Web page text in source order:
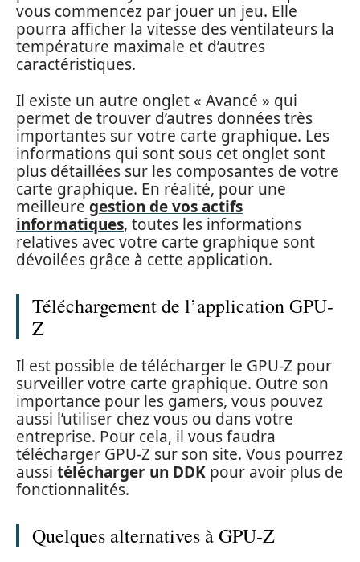
vous commencez par jouer un jeu. Elle
pourra afficher la vitesse des ventilateurs la
température maximale et d’autres
caractéristiques.
Il existe un autre onglet « Avancé » qui
permet de trouver d’autres données très
importantes sur votre carte graphique. Les
informations qui sont sous cet onglet sont
plus détaillées sur les composantes de votre
carte graphique. En réalité, pour une
meilleure gestion de vos actifs
informatiques, toutes les informations
relatives avec votre carte graphique sont
dévoilées grâce à cette application.
Téléchargement de l’application GPU-
Z
Il est possible de télécharger le GPU-Z pour
surveiller votre carte graphique. Outre son
importance pour les gamers, vous pouvez
aussi l’utiliser chez vous ou dans votre
entreprise. Pour cela, il vous faudra
télécharger GPU-Z sur son site. Vous pourrez
aussi télécharger un DDK pour avoir plus de
fonctionnalités.
Quelques alternatives à GPU-Z